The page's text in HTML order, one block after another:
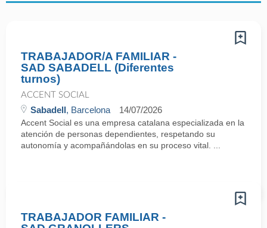
TRABAJADOR/A FAMILIAR -
SAD SABADELL (Diferentes
turnos)
ACCENT SOCIAL
Sabadell, Barcelona 14/07/2026
Accent Social es una empresa catalana especializada en la
atención de personas dependientes, respetando su
autonomía y acompañándolas en su proceso vital. ...
TRABAJADOR FAMILIAR -